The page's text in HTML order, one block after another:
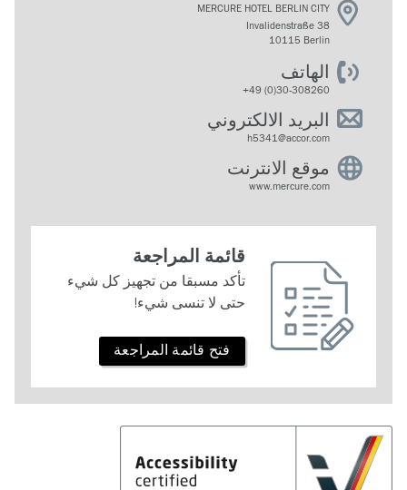
MERCURE HOTEL BERLIN CITY
Invalidenstraße 38
10115 Berlin
الهاتف
+49 (0)30-308260
البريد الالكتروني
h5341@accor.com
موقع الانترنت
www.mercure.com
قائمة المراجعة
تأكد مسبقا من تجهيز كل شيء
حتى لا تنسى شيء!
فتح قائمة المراجعة